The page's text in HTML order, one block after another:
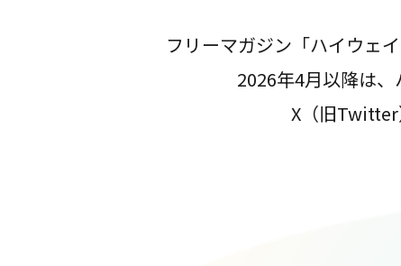
フリーマガジン「ハイウェ
2026年4月以降は
X（旧Twitter